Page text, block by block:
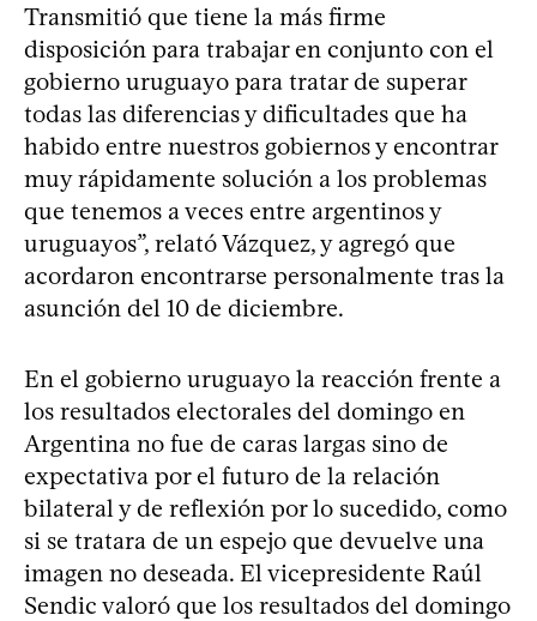
Transmitió que tiene la más firme
disposición para trabajar en conjunto con el
gobierno uruguayo para tratar de superar
todas las diferencias y dificultades que ha
habido entre nuestros gobiernos y encontrar
muy rápidamente solución a los problemas
que tenemos a veces entre argentinos y
uruguayos”, relató Vázquez, y agregó que
acordaron encontrarse personalmente tras la
asunción del 10 de diciembre.
En el gobierno uruguayo la reacción frente a
los resultados electorales del domingo en
Argentina no fue de caras largas sino de
expectativa por el futuro de la relación
bilateral y de reflexión por lo sucedido, como
si se tratara de un espejo que devuelve una
imagen no deseada. El vicepresidente Raúl
Sendic valoró que los resultados del domingo